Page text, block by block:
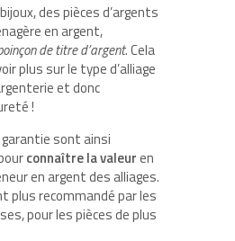
des pièces d’argents
en argent,
de titre d’argent. Cela
plus sur le type d’alliage
et donc
!
sont ainsi
connaître la valeuren
en argent des alliages.
plus recommandé par les
pour les pièces de plus